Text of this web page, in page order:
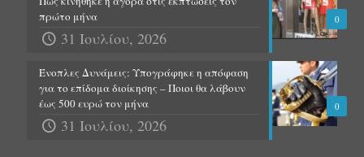
0
πρώτο μήνα
31 Ιουλίου, 2026
0
Ένοπλες Δυνάμεις: Υπογράφηκε η απόφαση
για το επίδομα διοίκησης – Ποιοι θα λάβουν
έως 500 ευρώ τον μήνα
31 Ιουλίου, 2026